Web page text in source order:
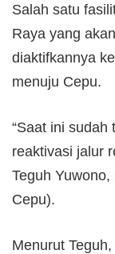
Salah satu
Raya yang
diaktifkannya
menuju Cepu.
“Saat ini sudah
reaktivasi jalur
Teguh
Cepu).
Menurut